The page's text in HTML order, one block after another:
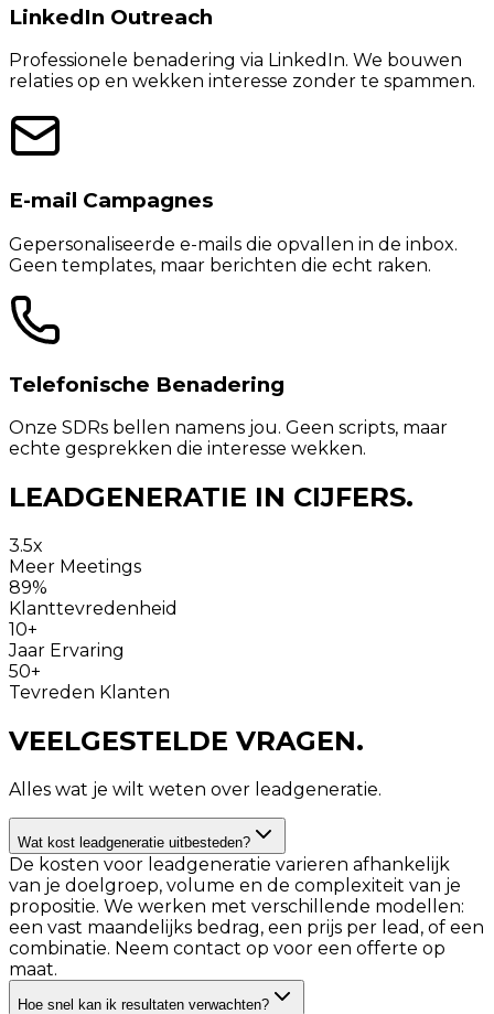
LinkedIn Outreach
Professionele benadering via LinkedIn. We bouwen
relaties op en wekken interesse zonder te spammen.
E-mail Campagnes
Gepersonaliseerde e-mails die opvallen in de inbox.
Geen templates, maar berichten die echt raken.
Telefonische Benadering
Onze SDRs bellen namens jou. Geen scripts, maar
echte gesprekken die interesse wekken.
LEADGENERATIE IN CIJFERS.
3.5x
Meer Meetings
89%
Klanttevredenheid
10+
Jaar Ervaring
50+
Tevreden Klanten
VEELGESTELDE VRAGEN.
Alles wat je wilt weten over leadgeneratie.
Wat kost leadgeneratie uitbesteden?
De kosten voor leadgeneratie varieren afhankelijk
van je doelgroep, volume en de complexiteit van je
propositie. We werken met verschillende modellen:
een vast maandelijks bedrag, een prijs per lead, of een
combinatie. Neem contact op voor een offerte op
maat.
Hoe snel kan ik resultaten verwachten?